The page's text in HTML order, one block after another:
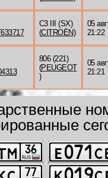
C3 III (SX)
(CITROËN)
05
21:22
806 (221)
(PEUGEOT
)
05
21:21